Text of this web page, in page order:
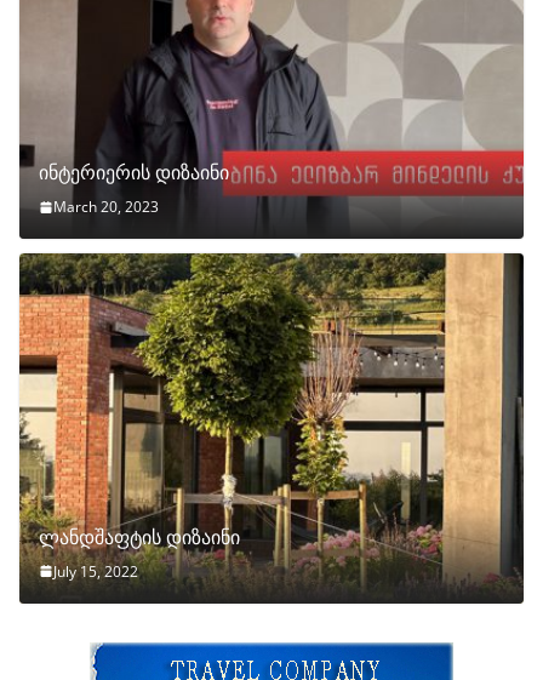
ინტერიერის დიზაინი
March 20, 2023
ლანდშაფტის დიზაინი
July 15, 2022